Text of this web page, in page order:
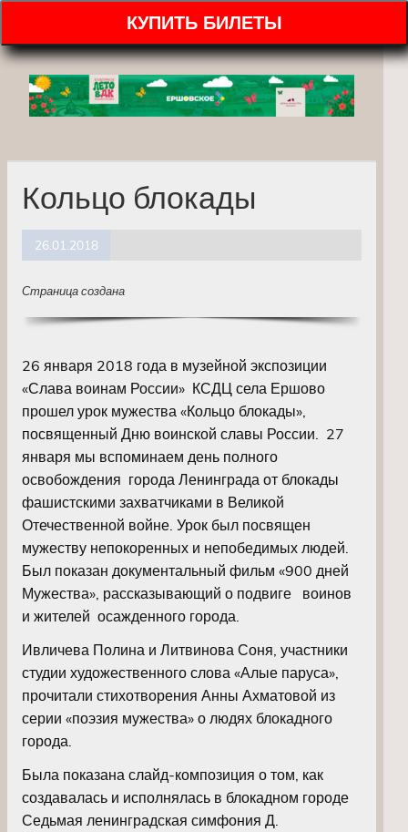
КУПИТЬ БИЛЕТЫ
Кольцо блокады
26.01.2018
Страница создана
26 января 2018 года в музейной экспозиции
«Слава воинам России» КСДЦ села Ершово
прошел урок мужества «Кольцо блокады»,
посвященный Дню воинской славы России. 27
января мы вспоминаем день полного
освобождения города Ленинграда от блокады
фашистскими захватчиками в Великой
Отечественной войне. Урок был посвящен
мужеству непокоренных и непобедимых людей.
Был показан документальный фильм «900 дней
Мужества», рассказывающий о подвиге воинов
и жителей осажденного города.
Ивличева Полина и Литвинова Соня, участники
студии художественного слова «Алые паруса»,
прочитали стихотворения Анны Ахматовой из
серии «поэзия мужества» о людях блокадного
города.
Была показана слайд-композиция о том, как
создавалась и исполнялась в блокадном городе
Седьмая ленинградская симфония Д.